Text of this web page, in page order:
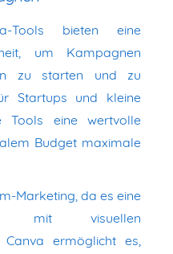
Tools bieten eine
um Kampagnen
zu starten und zu
Startups und kleine
Tools eine wertvolle
Budget maximale
Marketing, da es eine
mit visuellen
Canva ermöglicht es,